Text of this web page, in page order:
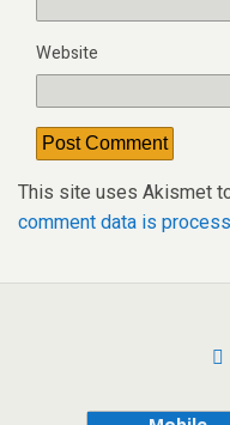
Website
This site uses Akismet
comment data is